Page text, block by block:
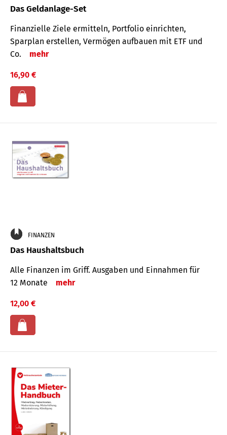
Das Geldanlage-Set
Finanzielle Ziele ermitteln, Portfolio einrichten,
Sparplan erstellen, Vermögen aufbauen mit ETF und
Co.
mehr
16,90 €
FINANZEN
Das Haushaltsbuch
Alle Finanzen im Griff. Aus­gaben und Ein­nahmen für
12 Monate
mehr
12,00 €